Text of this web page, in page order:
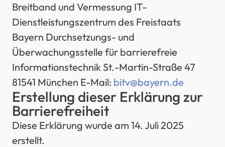
Breitband und Vermessung IT-
Dienstleistungszentrum des Freistaats
Bayern Durchsetzungs- und
Überwachungsstelle für barrierefreie
Informationstechnik St.-Martin-Straße 47
81541 München E-Mail: bitv@bayern.de
Erstellung dieser Erklärung zur
Barrierefreiheit
Diese Erklärung wurde am 14. Juli 2025
erstellt.